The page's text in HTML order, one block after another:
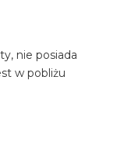
nie posiada
w pobliżu